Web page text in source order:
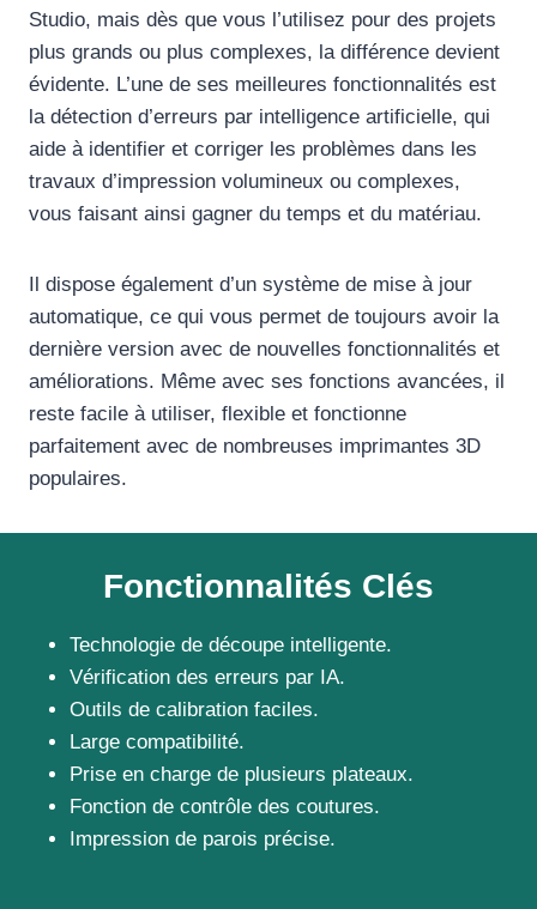
Studio, mais dès que vous l’utilisez pour des projets
plus grands ou plus complexes, la différence devient
évidente. L’une de ses meilleures fonctionnalités est
la détection d’erreurs par intelligence artificielle, qui
aide à identifier et corriger les problèmes dans les
travaux d’impression volumineux ou complexes,
vous faisant ainsi gagner du temps et du matériau.
Il dispose également d’un système de mise à jour
automatique, ce qui vous permet de toujours avoir la
dernière version avec de nouvelles fonctionnalités et
améliorations. Même avec ses fonctions avancées, il
reste facile à utiliser, flexible et fonctionne
parfaitement avec de nombreuses imprimantes 3D
populaires.
Fonctionnalités Clés
Technologie de découpe intelligente.
Vérification des erreurs par IA.
Outils de calibration faciles.
Large compatibilité.
Prise en charge de plusieurs plateaux.
Fonction de contrôle des coutures.
Impression de parois précise.